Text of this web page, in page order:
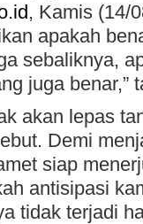
, Kamis (14/
apakah
sebaliknya,
juga benar,”
akan lepas
Demi
siap
antisipasi
tidak terjadi